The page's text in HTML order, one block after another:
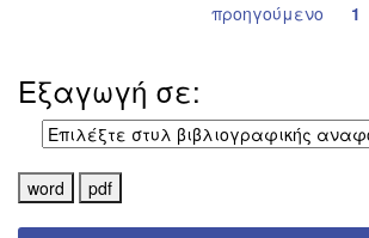
προηγούμενο 1
Εξαγωγή σε: